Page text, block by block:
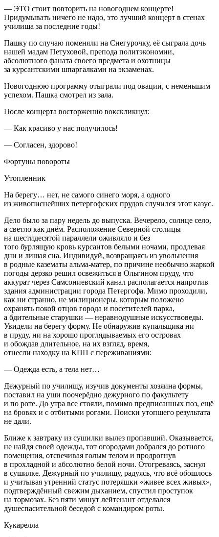
— ЭТО стоит повторить на новогоднем концерте!
Придумывать ничего не надо, это лучший концерт в стенах
училища за последние годы!
Пашку по случаю поменяли на Снегурочку, её сыграла дочь
нашей мадам Петуховой, препода политэкономии,
абсолютного фаната своего предмета и охотницы
за курсантскими шпаргалками на экзаменах.
Новогоднюю программу отыграли под овации, с неменьшим
успехом. Пашка смотрел из зала.
После концерта восторженно вокскликнул:
— Как красиво у нас получилось!
— Согласен, здорово!
Фортуны повороты
Утопленник
На берегу… нет, не самого синего моря, а одного
из живописнейших петергофских прудов случился этот казус.
Дело было за пару недель до выпуска. Вечерело, солнце село,
а светло как днём. Расположение Северной столицы
на шестидесятой параллели оживляло и без
того бурлящую кровь курсантов белыми ночами, продлевая
дни и лишая сна. Индивидуй, возвращаясь из увольнения
в родные казематы альма-матер, по причине необычно жаркой
погоды дерзко решил освежиться в Ольгином пруду, что
аккурат через Самсониевский канал располагается напротив
здания администрации города Петергофа. Мимо проходили,
как ни странно, не милиционеры, которым положено
охранять покой отцов города и посетителей парка,
а бдительные старушки — неравнодушные искусствоведы.
Увидели на берегу форму. Не обнаружив купальщика ни
в пруду, ни на хорошо проглядываемых его островах
и обождав длительное, на их взгляд, время,
отнесли находку на КПП с переживаниями:
— Одежда есть, а тела нет…
Дежурный по училищу, изучив документы хозяина формы,
поставил на уши поочерёдно дежурного по факультету
и по роте. До утра все стояли, помимо предписанных поз, ещё
на бровях и с отбитыми рогами. Поиски утопшего результата
не дали.
Ближе к завтраку из сушилки вылез пропавший. Оказывается,
не найдя своей одежды, тот огородами добрался до ротного
помещения, отсвечивая голым телом и продрогнув
в прохладной и абсолютно белой ночи. Отогреваясь, заснул
в сушилке. Дежурный по училищу, радуясь, что всё обошлось
и учитывая утренний статус потеряшки «живее всех живых»,
подтверждённый свежим дыханием, спустил проступок
на тормозах. Без пяти минут лейтенант отделался
душеспасительной беседой с командиром роты.
Кукарелла